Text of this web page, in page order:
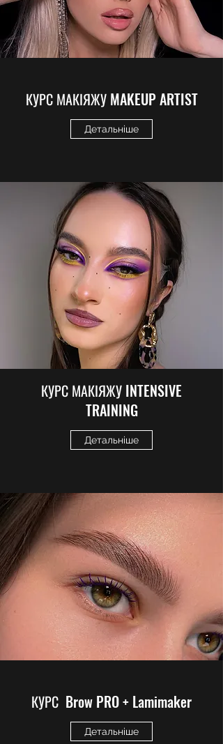
КУРС МАКІЯЖУ MAKEUP ARTIST
Детальніше
КУРС МАКІЯЖУ INTENSIVE
TRAINING
Детальніше
КУРС Brow PRO + Lamimaker
Детальніше